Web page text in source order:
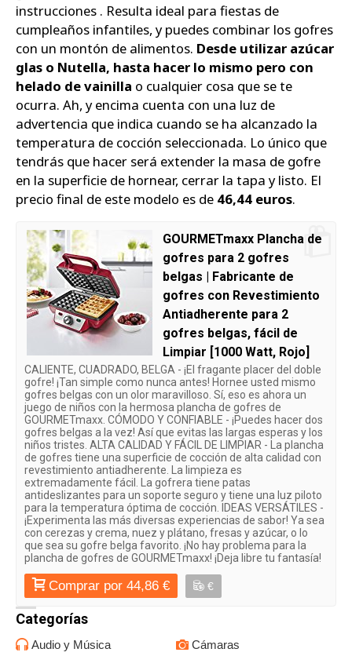
instrucciones . Resulta ideal para fiestas de
cumpleaños infantiles, y puedes combinar los gofres
con un montón de alimentos. Desde utilizar azúcar
glas o Nutella, hasta hacer lo mismo pero con
helado de vainilla o cualquier cosa que se te
ocurra. Ah, y encima cuenta con una luz de
advertencia que indica cuando se ha alcanzado la
temperatura de cocción seleccionada. Lo único que
tendrás que hacer será extender la masa de gofre
en la superficie de hornear, cerrar la tapa y listo. El
precio final de este modelo es de 46,44 euros.
GOURMETmaxx Plancha de
gofres para 2 gofres
belgas | Fabricante de
gofres con Revestimiento
Antiadherente para 2
gofres belgas, fácil de
Limpiar [1000 Watt, Rojo]
CALIENTE, CUADRADO, BELGA - ¡El fragante placer del doble
gofre! ¡Tan simple como nunca antes! Hornee usted mismo
gofres belgas con un olor maravilloso. Sí, eso es ahora un
juego de niños con la hermosa plancha de gofres de
GOURMETmaxx. CÓMODO Y CONFIABLE - ¡Puedes hacer dos
gofres belgas a la vez! Así que evitas las largas esperas y los
niños tristes. ALTA CALIDAD Y FÁCIL DE LIMPIAR - La plancha
de gofres tiene una superficie de cocción de alta calidad con
revestimiento antiadherente. La limpieza es
extremadamente fácil. La gofrera tiene patas
antideslizantes para un soporte seguro y tiene una luz piloto
para la temperatura óptima de cocción. IDEAS VERSÁTILES -
¡Experimenta las más diversas experiencias de sabor! Ya sea
con cerezas y crema, nuez y plátano, fresas y azúcar, o lo
que sea su gofre belga favorito. ¡No hay problema para la
plancha de gofres de GOURMETmaxx! ¡Deja libre tu fantasía!
Comprar por 44,86 € €
Categorías
Audio y Música
Cámaras